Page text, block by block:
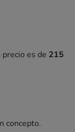
precio es de 215
concepto.